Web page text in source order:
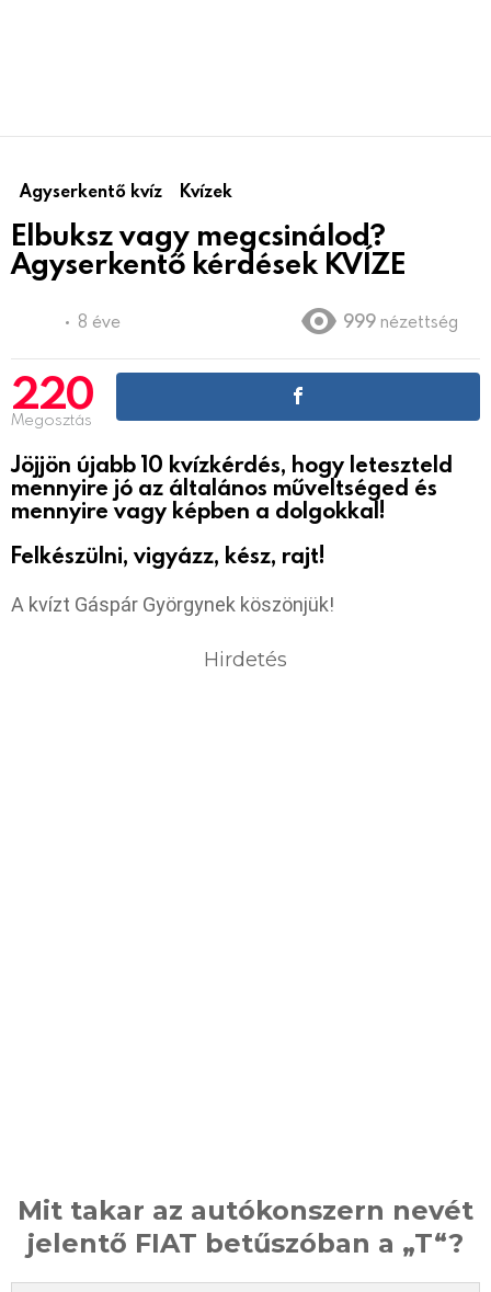
Agyserkentő kvíz Kvízek
Elbuksz vagy megcsinálod?
Agyserkentő kérdések KVÍZE
8 éve 999 nézettség
220
Megosztás
Jöjjön újabb 10 kvízkérdés, hogy leteszteld
mennyire jó az általános műveltséged és
mennyire vagy képben a dolgokkal!
Felkészülni, vigyázz, kész, rajt!
A kvízt Gáspár Györgynek köszönjük!
Hirdetés
Mit takar az autókonszern nevét
jelentő FIAT betűszóban a „T“?